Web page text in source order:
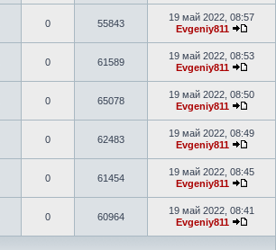
0 55843
19 май 2022, 08:57
Evgeniy811
0 61589
19 май 2022, 08:53
Evgeniy811
0 65078
19 май 2022, 08:50
Evgeniy811
0 62483
19 май 2022, 08:49
Evgeniy811
0 61454
19 май 2022, 08:45
Evgeniy811
0 60964
19 май 2022, 08:41
Evgeniy811